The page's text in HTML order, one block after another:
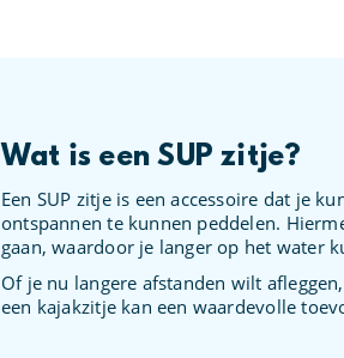
Wat is een SUP zitje?
Een SUP zitje is een accessoire dat je
ontspannen te kunnen peddelen.
gaan, waardoor je langer op het water
Of je nu langere afstanden wilt
een kajakzitje kan een waardevolle